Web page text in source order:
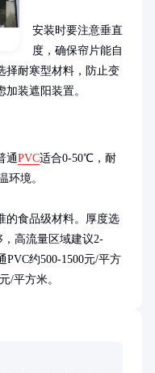
安装时要注意垂直
度，确保帘片能自
择耐寒型材料，防止变
装遮阳装置。
通PVC适合0-50℃，耐
环境。
的食品级材料。厚度选
高流量区域建议2-
PVC约500-1500元/平方
/平方米。